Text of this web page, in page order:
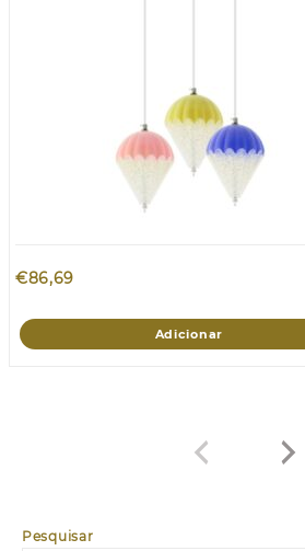
Pesquisar
€86,69
Adicionar